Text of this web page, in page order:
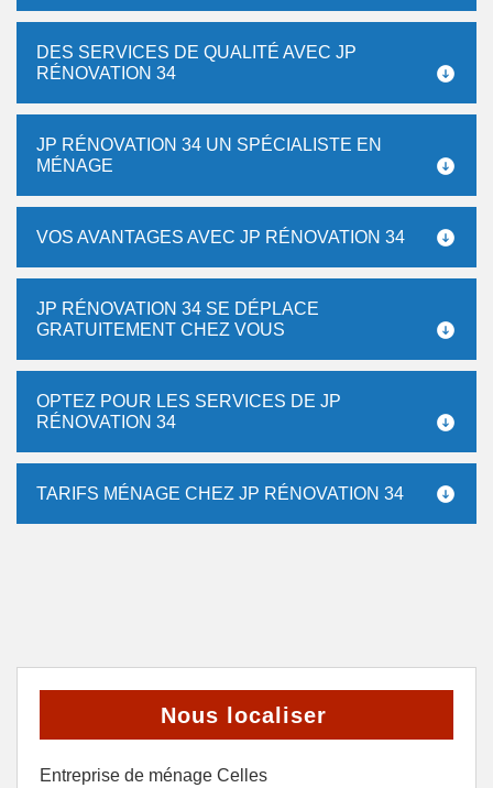
DES SERVICES DE QUALITÉ AVEC JP
RÉNOVATION 34
JP RÉNOVATION 34 UN SPÉCIALISTE EN
MÉNAGE
VOS AVANTAGES AVEC JP RÉNOVATION 34
JP RÉNOVATION 34 SE DÉPLACE
GRATUITEMENT CHEZ VOUS
OPTEZ POUR LES SERVICES DE JP
RÉNOVATION 34
TARIFS MÉNAGE CHEZ JP RÉNOVATION 34
Nous localiser
Entreprise de ménage Celles